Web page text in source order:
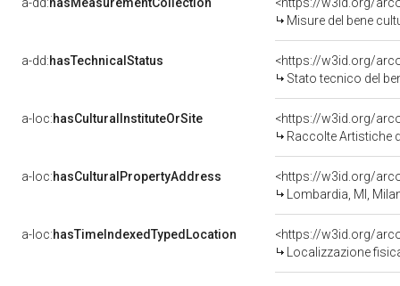
Misure del bene
a-dd:hasTechnicalStatus
<https://w3id.org/
Stato tecnico del
a-loc:hasCulturalInstituteOrSite
<https://w3id.org/
Raccolte Artistiche
a-loc:hasCulturalPropertyAddress
<https://w3id.org/
Lombardia, MI,
a-loc:hasTimeIndexedTypedLocation
<https://w3id.org/
Localizzazione